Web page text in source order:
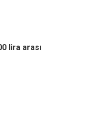
lira arası